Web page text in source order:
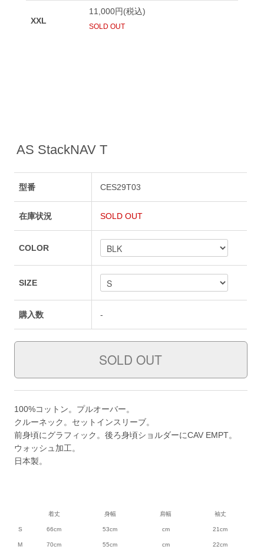
AS StackNAV T
型番 CES29T03
在庫状況 SOLD OUT
COLOR
SIZE
購入数 -
100%コットン。プルオーバー。
クルーネック。セットインスリーブ。
前身頃にグラフィック。後ろ身頃ショルダーにCAV EMPT。
ウォッシュ加工。
日本製。
着丈 身幅 肩幅 袖丈
S 66cm 53cm cm 21cm
M 70cm 55cm cm 22cm